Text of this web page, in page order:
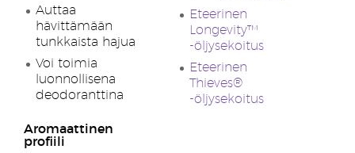
Auttaa
hävittämään
tunkkaista hajua
Voi toimia
luonnollisena
deodoranttina
Aromaattinen
profiili
Eteerinen
Longevity™
-öljysekoitus
Eteerinen
Thieves®
-öljysekoitus